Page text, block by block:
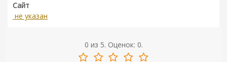
Сайт
не указан
0 из 5. Оценок: 0.